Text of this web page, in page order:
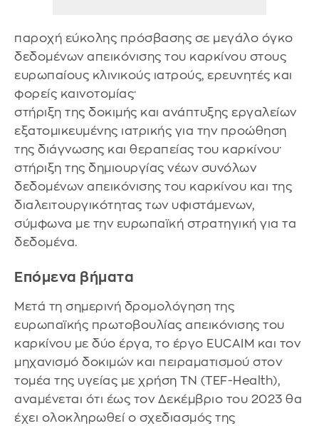
παροχή εύκολης πρόσβασης σε μεγάλο όγκο
δεδομένων απεικόνισης του καρκίνου στους
ευρωπαίους κλινικούς ιατρούς, ερευνητές και
φορείς καινοτομίας·
στήριξη της δοκιμής και ανάπτυξης εργαλείων
εξατομικευμένης ιατρικής για την προώθηση
της διάγνωσης και θεραπείας του καρκίνου·
στήριξη της δημιουργίας νέων συνόλων
δεδομένων απεικόνισης του καρκίνου και της
διαλειτουργικότητας των υφιστάμενων,
σύμφωνα με την ευρωπαϊκή στρατηγική για τα
δεδομένα.
Επόμενα βήματα
Μετά τη σημερινή δρομολόγηση της
ευρωπαϊκής πρωτοβουλίας απεικόνισης του
καρκίνου με δύο έργα, το έργο EUCAIM και τον
μηχανισμό δοκιμών και πειραματισμού στον
τομέα της υγείας με χρήση ΤΝ (TEF-Health),
αναμένεται ότι έως τον Δεκέμβριο του 2023 θα
έχει ολοκληρωθεί ο σχεδιασμός της